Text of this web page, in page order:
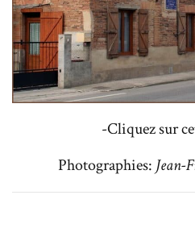
-Cliquez sur
Photographies: Jean-